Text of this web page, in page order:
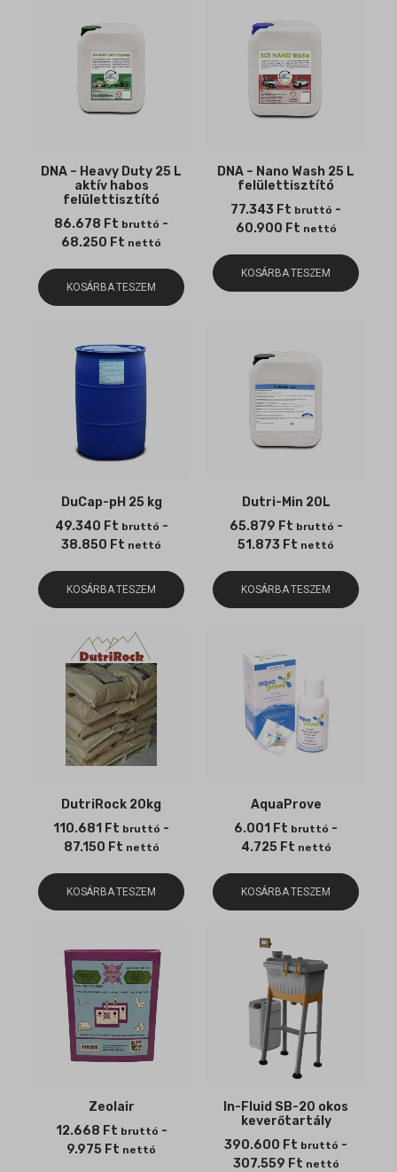
DNA – Heavy Duty 25 L
aktív habos
felülettisztító
86.678 Ft bruttó -
68.250 Ft nettó
KOSÁRBA TESZEM
DNA – Nano Wash 25 L
felülettisztító
77.343 Ft bruttó -
60.900 Ft nettó
KOSÁRBA TESZEM
DuCap-pH 25 kg
49.340 Ft bruttó -
38.850 Ft nettó
KOSÁRBA TESZEM
Dutri-Min 20L
65.879 Ft bruttó -
51.873 Ft nettó
KOSÁRBA TESZEM
DutriRock 20kg
110.681 Ft bruttó -
87.150 Ft nettó
KOSÁRBA TESZEM
AquaProve
6.001 Ft bruttó -
4.725 Ft nettó
KOSÁRBA TESZEM
Zeolair
12.668 Ft bruttó -
9.975 Ft nettó
In-Fluid SB-20 okos
keverőtartály
390.600 Ft bruttó -
307.559 Ft nettó
sbjs_session